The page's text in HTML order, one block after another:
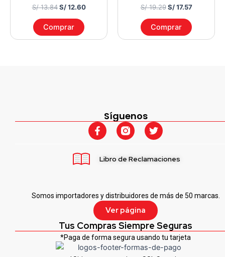
S/13.84 S/12.60
Comprar
S/19.29 S/17.57
Comprar
Somos importadores y distribuidores de más de 50 marcas.
Ver página
Tus Compras Siempre Seguras
*Paga de forma segura usando tu tarjeta
Síguenos
F
a
b
-
T
w
t
Libro de Reclamaciones